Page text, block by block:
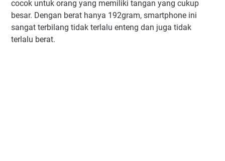
cocok untuk orang yang memiliki tangan yang cukup
besar. Dengan berat hanya 192gram, smartphone ini
sangat terbilang tidak terlalu enteng dan juga tidak
terlalu berat.